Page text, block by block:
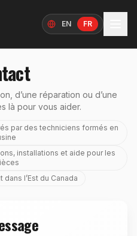
Langue
EN FR
d’une réparation ou d’une
là pour vous aider.
par des techniciens formés en
installations et aide pour les
l’Est du Canada